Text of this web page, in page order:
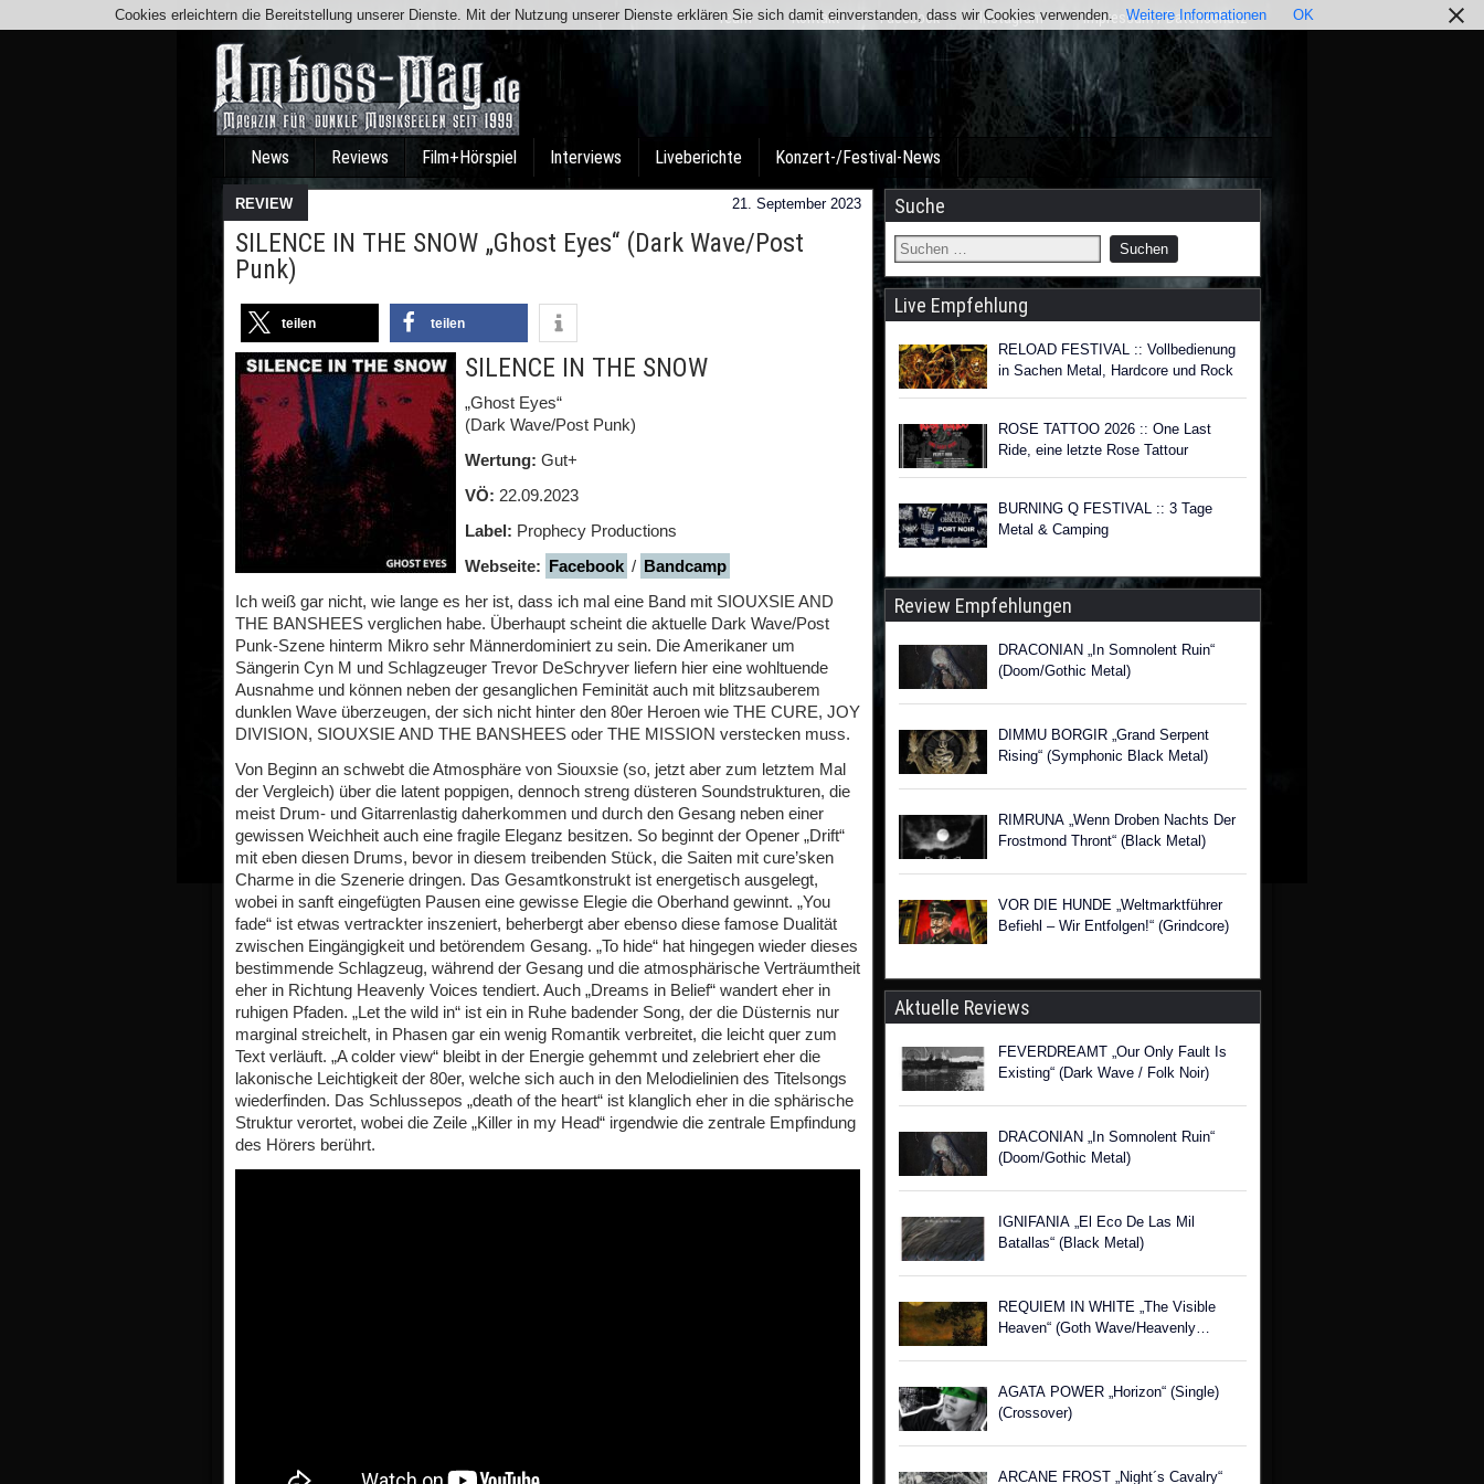
Team Kontakt Facebook Instagram Impressum / Datenschutz
News Reviews Film+Hörspiel Interviews Liveberichte Konzert-/Festival-News
REVIEW 21. September 2023
SILENCE IN THE SNOW „Ghost Eyes“ (Dark Wave/Post
Punk)
teilen teilen
SILENCE IN THE SNOW
„Ghost Eyes“
(Dark Wave/Post Punk)
Wertung: Gut+
VÖ: 22.09.2023
Label: Prophecy Productions
Webseite: Facebook / Bandcamp
Ich weiß gar nicht, wie lange es her ist, dass ich mal eine Band mit SIOUXSIE AND
THE BANSHEES verglichen habe. Überhaupt scheint die aktuelle Dark Wave/Post
Punk-Szene hinterm Mikro sehr Männerdominiert zu sein. Die Amerikaner um
Sängerin Cyn M und Schlagzeuger Trevor DeSchryver liefern hier eine wohltuende
Ausnahme und können neben der gesanglichen Feminität auch mit blitzsauberem
dunklen Wave überzeugen, der sich nicht hinter den 80er Heroen wie THE CURE, JOY
DIVISION, SIOUXSIE AND THE BANSHEES oder THE MISSION verstecken muss.
Von Beginn an schwebt die Atmosphäre von Siouxsie (so, jetzt aber zum letztem Mal
der Vergleich) über die latent poppigen, dennoch streng düsteren Soundstrukturen, die
meist Drum- und Gitarrenlastig daherkommen und durch den Gesang neben einer
gewissen Weichheit auch eine fragile Eleganz besitzen. So beginnt der Opener „Drift“
mit eben diesen Drums, bevor in diesem treibenden Stück, die Saiten mit cure’sken
Charme in die Szenerie dringen. Das Gesamtkonstrukt ist energetisch ausgelegt,
wobei in sanft eingefügten Pausen eine gewisse Elegie die Oberhand gewinnt. „You
fade“ ist etwas vertrackter inszeniert, beherbergt aber ebenso diese famose Dualität
zwischen Eingängigkeit und betörendem Gesang. „To hide“ hat hingegen wieder dieses
bestimmende Schlagzeug, während der Gesang und die atmosphärische Verträumtheit
eher in Richtung Heavenly Voices tendiert. Auch „Dreams in Belief“ wandert eher in
ruhigen Pfaden. „Let the wild in“ ist ein in Ruhe badender Song, der die Düsternis nur
marginal streichelt, in Phasen gar ein wenig Romantik verbreitet, die leicht quer zum
Text verläuft. „A colder view“ bleibt in der Energie gehemmt und zelebriert eher die
lakonische Leichtigkeit der 80er, welche sich auch in den Melodielinien des Titelsongs
wiederfinden. Das Schlussepos „death of the heart“ ist klanglich eher in die sphärische
Struktur verortet, wobei die Zeile „Killer in my Head“ irgendwie die zentrale Empfindung
des Hörers berührt.
Suche
Live Empfehlung
RELOAD FESTIVAL :: Vollbedienung
in Sachen Metal, Hardcore und Rock
ROSE TATTOO 2026 :: One Last
Ride, eine letzte Rose Tattour
BURNING Q FESTIVAL :: 3 Tage
Metal & Camping
Review Empfehlungen
DRACONIAN „In Somnolent Ruin“
(Doom/Gothic Metal)
DIMMU BORGIR „Grand Serpent
Rising“ (Symphonic Black Metal)
RIMRUNA „Wenn Droben Nachts Der
Frostmond Thront“ (Black Metal)
VOR DIE HUNDE „Weltmarktführer
Befiehl – Wir Entfolgen!“ (Grindcore)
Aktuelle Reviews
FEVERDREAMT „Our Only Fault Is
Existing“ (Dark Wave / Folk Noir)
DRACONIAN „In Somnolent Ruin“
(Doom/Gothic Metal)
IGNIFANIA „El Eco De Las Mil
Batallas“ (Black Metal)
REQUIEM IN WHITE „The Visible
Heaven“ (Goth Wave/Heavenly
AGATA POWER „Horizon“ (Single)
(Crossover)
ARCANE FROST „Night´s Cavalry“
Cookies erleichtern die Bereitstellung unserer Dienste. Mit der Nutzung unserer Dienste erklären Sie sich damit einverstanden, dass wir Cookies verwenden. Weitere Informationen OK